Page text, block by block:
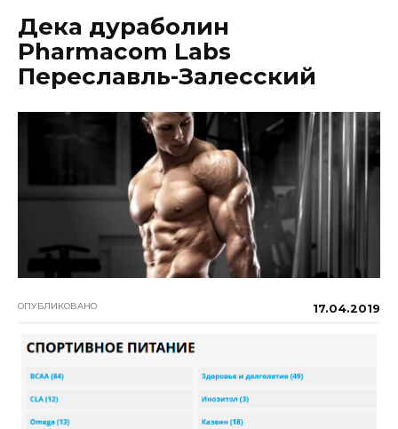
Дека дураболин
Pharmacom Labs
Переславль-Залесский
ОПУБЛИКОВАНО 17.04.2019